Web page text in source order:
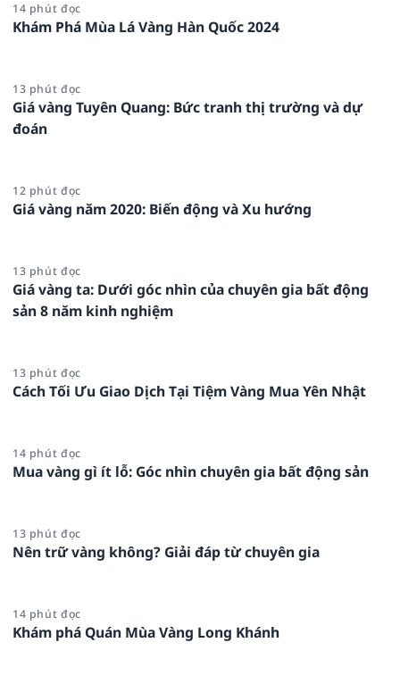
14 phút đọc
Khám Phá Mùa Lá Vàng Hàn Quốc 2024
13 phút đọc
Giá vàng Tuyên Quang: Bức tranh thị trường và dự
đoán
12 phút đọc
Giá vàng năm 2020: Biến động và Xu hướng
13 phút đọc
Giá vàng ta: Dưới góc nhìn của chuyên gia bất động
sản 8 năm kinh nghiệm
13 phút đọc
Cách Tối Ưu Giao Dịch Tại Tiệm Vàng Mua Yên Nhật
14 phút đọc
Mua vàng gì ít lỗ: Góc nhìn chuyên gia bất động sản
13 phút đọc
Nên trữ vàng không? Giải đáp từ chuyên gia
14 phút đọc
Khám phá Quán Mùa Vàng Long Khánh